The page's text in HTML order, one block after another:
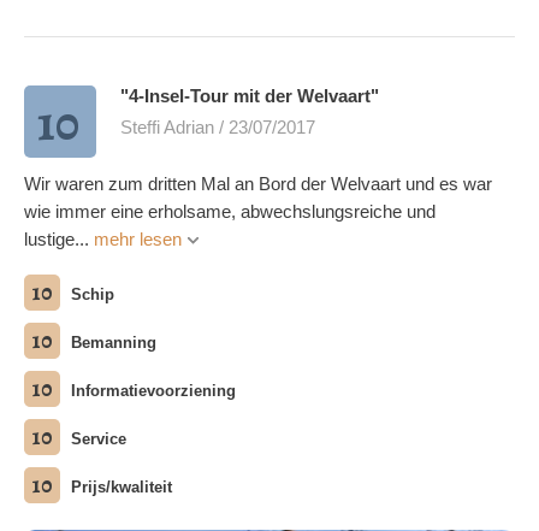
10
"4-Insel-Tour mit der Welvaart"
Steffi Adrian / 23/07/2017
Wir waren zum dritten Mal an Bord der Welvaart und es war
wie immer eine erholsame, abwechslungsreiche und
lustige... mehr lesen
10 Schip
10 Bemanning
10 Informatievoorziening
10 Service
10 Prijs/kwaliteit